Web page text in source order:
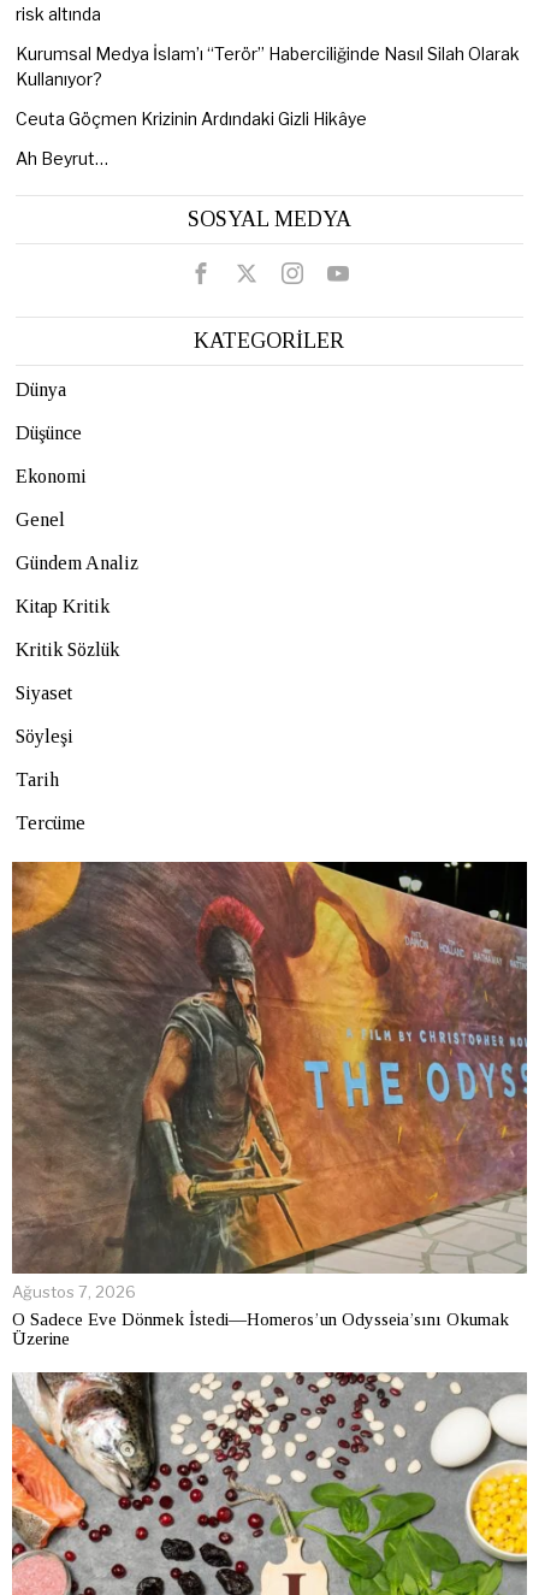
risk altında
Kurumsal Medya İslam’ı “Terör” Haberciliğinde Nasıl Silah Olarak
Kullanıyor?
Ceuta Göçmen Krizinin Ardındaki Gizli Hikâye
Ah Beyrut…
SOSYAL MEDYA
KATEGORİLER
Dünya
Düşünce
Ekonomi
Genel
Gündem Analiz
Kitap Kritik
Kritik Sözlük
Siyaset
Söyleşi
Tarih
Tercüme
Ağustos 7, 2026
O Sadece Eve Dönmek İstedi—Homeros’un Odysseia’sını Okumak
Üzerine